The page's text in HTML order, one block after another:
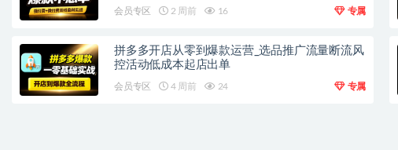
会员专区 2 周前 16 专属
拼多多开店从零到爆款运营_选品推广流量断流风
控活动低成本起店出单
会员专区 4 周前 24 专属